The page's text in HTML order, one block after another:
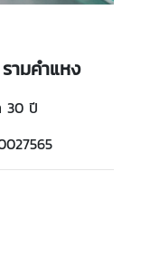
ามคำแหง
30 ปี